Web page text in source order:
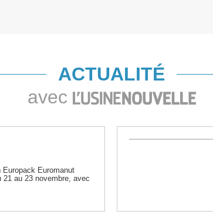
ACTUALITÉ
avec
Euromanut
21 au 23 novembre, avec